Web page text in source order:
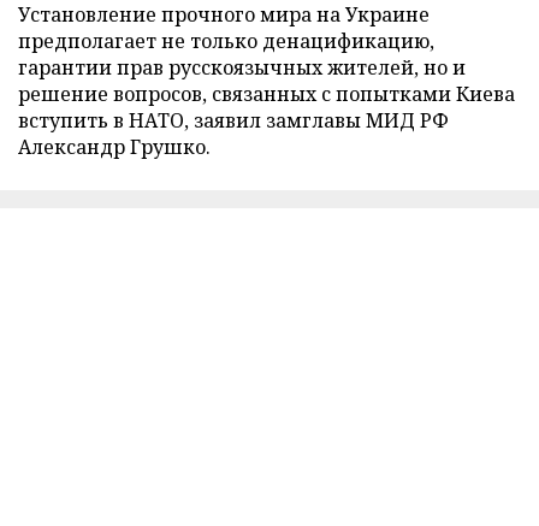
Установление прочного мира на Украине
предполагает не только денацификацию,
гарантии прав русскоязычных жителей, но и
решение вопросов, связанных с попытками Киева
вступить в НАТО, заявил замглавы МИД РФ
Александр Грушко.